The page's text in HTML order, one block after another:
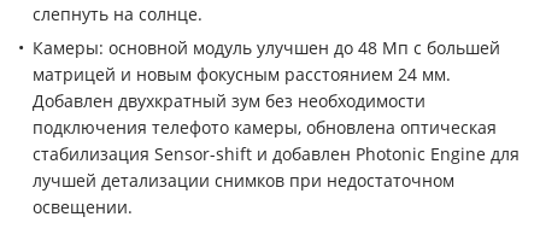
слепнуть на солнце.
Камеры: основной модуль улучшен до 48 Мп с большей
матрицей и новым фокусным расстоянием 24 мм.
Добавлен двухкратный зум без необходимости
подключения телефото камеры, обновлена оптическая
стабилизация Sensor-shift и добавлен Photonic Engine для
лучшей детализации снимков при недостаточном
освещении.